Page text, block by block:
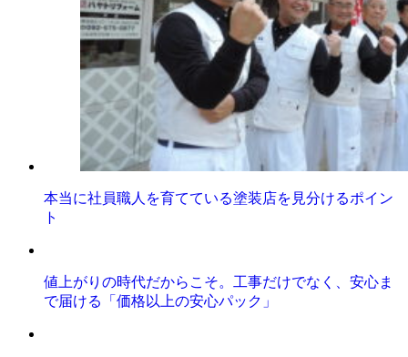
本当に社員職人を育てている塗装店を見分けるポイン
ト
値上がりの時代だからこそ。工事だけでなく、安心ま
で届ける「価格以上の安心パック」